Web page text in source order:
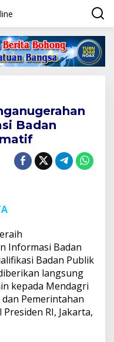
Badan
Informasi Badan
Badan Publik
langsung
kepada Mendagri
Pemerintahan
RI, Jakarta,